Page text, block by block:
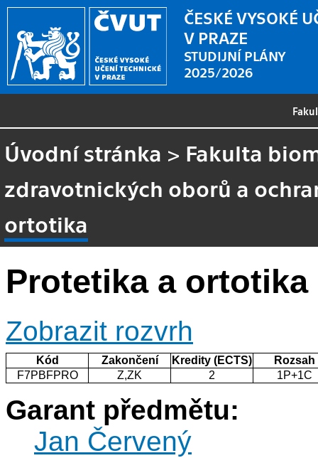
ČESKÉ VYSOKÉ
V PRAZE
STUDIJNÍ PLÁNY
2025/2026
Úvodní stránka > Fakulta
zdravotnických oborů a
ortotika
Protetika a ortotika
Zobrazit rozvrh
Kód Zakončení Kredity (ECTS)
Rozsah
F7PBFPRO
Z,ZK 2 1P+1C
Garant předmětu:
Jan Červený